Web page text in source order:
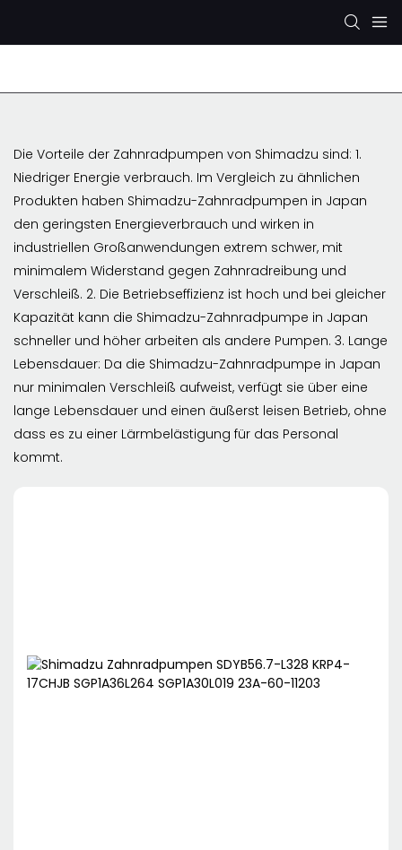
Die Vorteile der Zahnradpumpen von Shimadzu sind: 1.
Niedriger Energie verbrauch. Im Vergleich zu ähnlichen
Produkten haben Shimadzu-Zahnradpumpen in Japan
den geringsten Energieverbrauch und wirken in
industriellen Großanwendungen extrem schwer, mit
minimalem Widerstand gegen Zahnradreibung und
Verschleiß. 2. Die Betriebseffizienz ist hoch und bei gleicher
Kapazität kann die Shimadzu-Zahnradpumpe in Japan
schneller und höher arbeiten als andere Pumpen. 3. Lange
Lebensdauer: Da die Shimadzu-Zahnradpumpe in Japan
nur minimalen Verschleiß aufweist, verfügt sie über eine
lange Lebensdauer und einen äußerst leisen Betrieb, ohne
dass es zu einer Lärmbelästigung für das Personal
kommt.